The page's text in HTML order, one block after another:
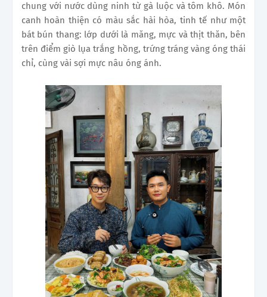
chung với nước dùng ninh từ gà luộc và tôm khô. Món
canh hoàn thiện có màu sắc hài hòa, tinh tế như một
bát bún thang: lớp dưới là măng, mực và thịt thăn, bên
trên điểm giò lụa trắng hồng, trứng tráng vàng óng thái
chỉ, cùng vài sợi mực nâu óng ánh.